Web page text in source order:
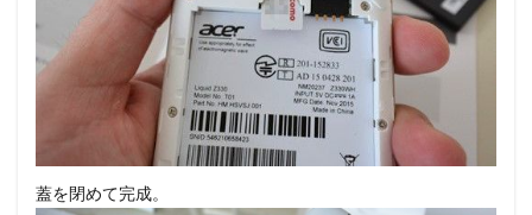
蓋を閉めて完成。